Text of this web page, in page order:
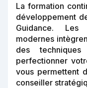
La formation
développement
Guidance. Les
modernes
des
perfectionner
vous permettent
conseiller